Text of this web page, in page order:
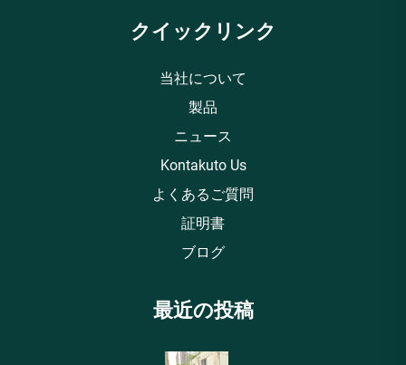
クイックリンク
当社について
製品
ニュース
Kontakuto Us
よくあるご質問
証明書
ブログ
最近の投稿